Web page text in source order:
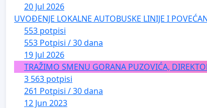
20 Jul 2026
UVOĐENJE LOKALNE AUTOBUSKE LINIJE I
553 potpisi
553 Potpisi / 30 dana
19 Jul 2026
TRAŽIMO SMENU GORANA PUZOVIĆA,
3 563 potpisi
261 Potpisi / 30 dana
12 Jun 2023